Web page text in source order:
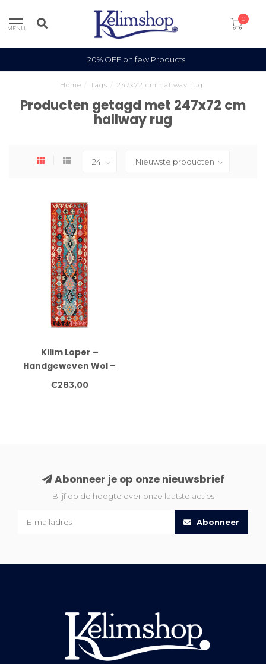
MENU
0
20% OFF on few Products
Home Tags 247x72 cm hallway rug
Producten getagd met 247x72 cm
hallway rug
Kilim Loper –
Handgeweven Wol –
Rood & Multicolor
€283,00
Abonneer je op onze nieuwsbrief
Blijf op de hoogte over onze laatste acties
Abonneer